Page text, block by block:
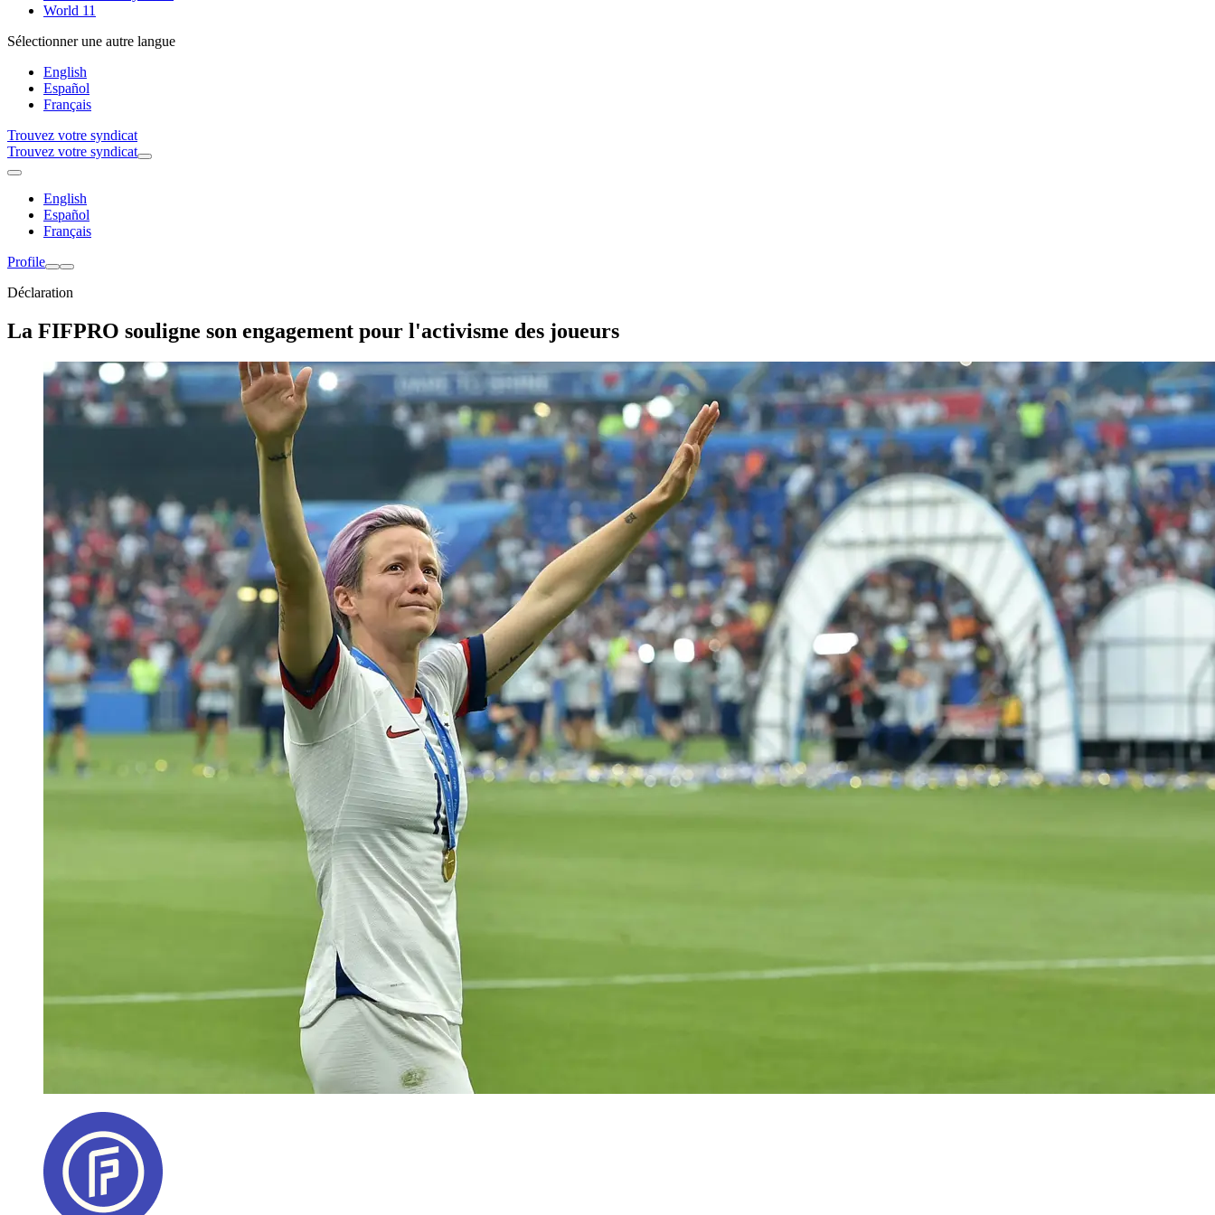
World 11
Sélectionner une autre langue
English
Español
Français
Trouvez votre syndicat
Trouvez votre syndicat
English
Español
Français
Profile
Déclaration
La FIFPRO souligne son engagement pour l'activisme des joueurs